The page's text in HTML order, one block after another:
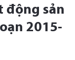
động sản
2015-